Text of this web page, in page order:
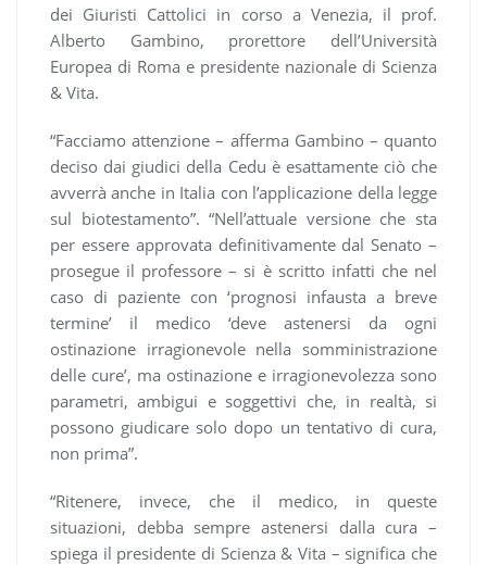
dei Giuristi Cattolici in corso a Venezia, il prof.
Alberto Gambino, prorettore dell’Università
Europea di Roma e presidente nazionale di Scienza
& Vita.
“Facciamo attenzione – afferma Gambino – quanto
deciso dai giudici della Cedu è esattamente ciò che
avverrà anche in Italia con l’applicazione della legge
sul biotestamento”. “Nell’attuale versione che sta
per essere approvata definitivamente dal Senato –
prosegue il professore – si è scritto infatti che nel
caso di paziente con ‘prognosi infausta a breve
termine’ il medico ‘deve astenersi da ogni
ostinazione irragionevole nella somministrazione
delle cure’, ma ostinazione e irragionevolezza sono
parametri, ambigui e soggettivi che, in realtà, si
possono giudicare solo dopo un tentativo di cura,
non prima”.
“Ritenere, invece, che il medico, in queste
situazioni, debba sempre astenersi dalla cura –
spiega il presidente di Scienza & Vita – significa che